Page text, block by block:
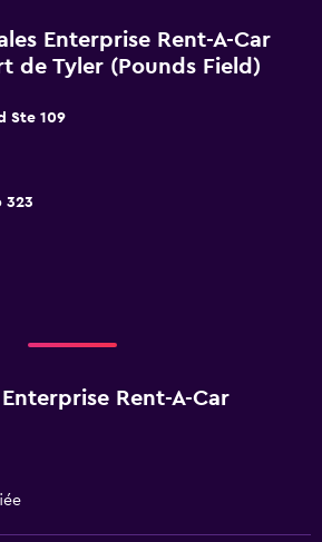
Enterprise Rent-A-Car
de Tyler (Pounds Field)
Ste 109
323
Rent-A-Car